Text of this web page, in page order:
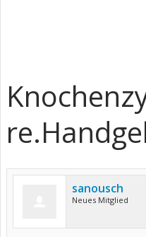
sanousch
Neues Mitglied